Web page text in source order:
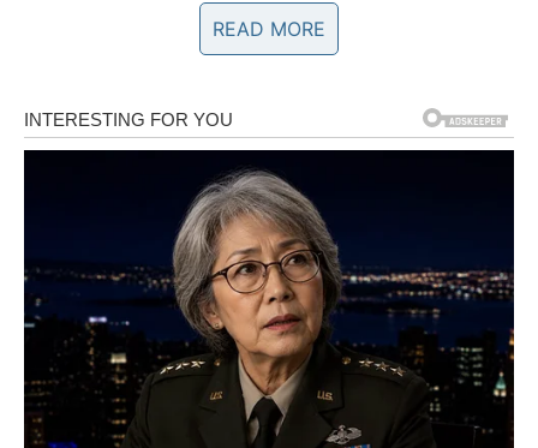
So, crni biber
Paprika
Provansalsko bilje (po izboru)
Za sos:
READ MORE